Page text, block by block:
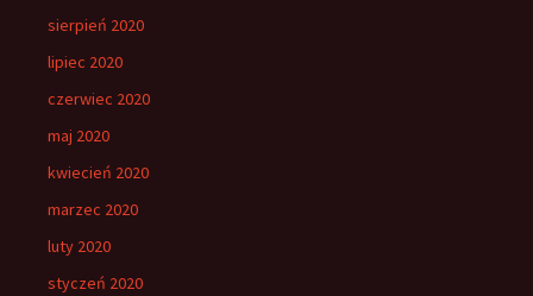
sierpień 2020
lipiec 2020
czerwiec 2020
maj 2020
kwiecień 2020
marzec 2020
luty 2020
styczeń 2020